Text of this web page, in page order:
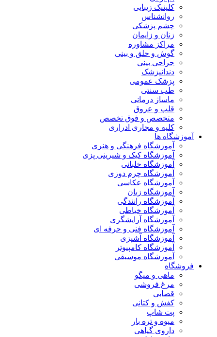
کلینیک زیبایی
روانشناس
چشم پزشکی
زنان و زایمان
مراکز مشاوره
گوش و حلق و بینی
جراحی بینی
دندانپزشک
پزشک عمومی
طب سنتی
ماساژ درمانی
قلب و عروق
متخصص و فوق تخصص
کلیه و مجاری ادراری
آموزشگاه ها
آموزشگاه فرهنگی و هنری
آموزشگاه کیک و شیرینی پزی
آموزشگاه خلبانی
آموزشگاه چرم دوزی
آموزشگاه عکاسی
آموزشگاه زبان
آموزشگاه رانندگی
آموزشگاه خیاطی
آموزشگاه آرایشگری
آموزشگاه فنی و حرفه ای
آموزشگاه آشپزی
آموزشگاه کامپیوتر
آموزشگاه موسیقی
فروشگاه
ماهی و میگو
مرغ فروشی
قصابی
کفش و کتانی
پت شاپ
میوه و تره بار
داروی گیاهی